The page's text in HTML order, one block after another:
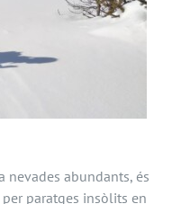
nevades abundants, és
paratges insòlits en